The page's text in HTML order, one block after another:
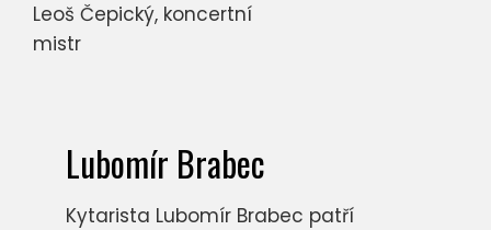
Leoš Čepický, koncertní
mistr
Lubomír Brabec
Kytarista Lubomír Brabec patří